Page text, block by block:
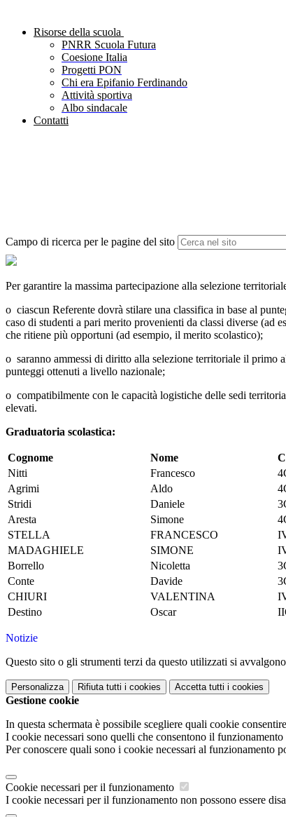
Risorse della scuola
PNRR Scuola Futura
Coesione Italia
Progetti PON
Chi era Epifanio Ferdinando
Attività sportiva
Albo sindacale
Contatti
Campo di ricerca per le pagine del sito
Per garantire la massima partecipazione alla selezione
o ciascun Referente dovrà stilare una classifica in base al
caso di studenti a pari merito provenienti da classi diverse (ad
che ritiene più opportuni (ad esempio, il merito scolastico);
o saranno ammessi di diritto alla selezione territoriale il primo
punteggi ottenuti a livello nazionale;
o compatibilmente con le capacità logistiche delle sedi
elevati.
Graduatoria scolastica:
Cognome Nome
Nitti
Francesco
Agrimi
Aldo
Stridi
Daniele
Aresta
Simone
STELLA
FRANCESCO
MADAGHIELE
SIMONE
Borrello
Nicoletta
Conte
Davide
CHIURI
VALENTINA
Destino
Oscar
Notizie
Questo sito o gli strumenti terzi da questo utilizzati si
Personalizza Rifiuta tutti i cookies Accetta tutti i cookies
Gestione cookie
In questa schermata è possibile scegliere quali cookie
I cookie necessari sono quelli che consentono il
Per conoscere quali sono i cookie necessari al funzionamento
Cookie necessari per il funzionamento
I cookie necessari per il funzionamento non possono essere